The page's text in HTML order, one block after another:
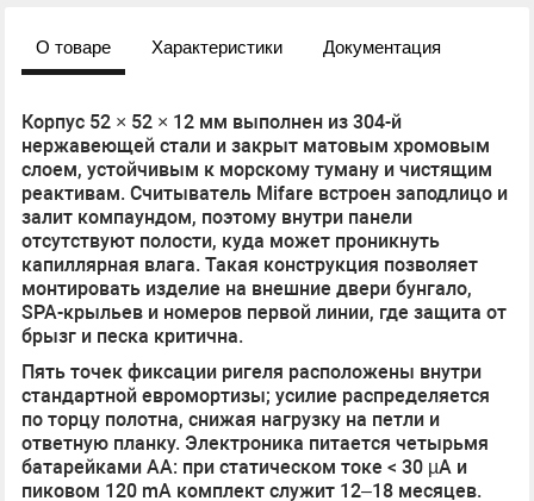
О товаре Характеристики Документация
Корпус 52 × 52 × 12 мм выполнен из 304-й
нержавеющей стали и закрыт матовым хромовым
слоем, устойчивым к морскому туману и чистящим
реактивам. Считыватель Mifare встроен заподлицо и
залит компаундом, поэтому внутри панели
отсутствуют полости, куда может проникнуть
капиллярная влага. Такая конструкция позволяет
монтировать изделие на внешние двери бунгало,
SPA-крыльев и номеров первой линии, где защита от
брызг и песка критична.
Пять точек фиксации ригеля расположены внутри
стандартной евромортизы; усилие распределяется
по торцу полотна, снижая нагрузку на петли и
ответную планку. Электроника питается четырьмя
батарейками AA: при статическом токе < 30 µA и
пиковом 120 mA комплект служит 12–18 месяцев.